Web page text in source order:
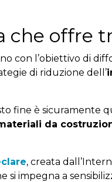
che offre
con l’obiettivo di
di riduzione dell’
fine è sicuramente
da
, creata
si impegna a